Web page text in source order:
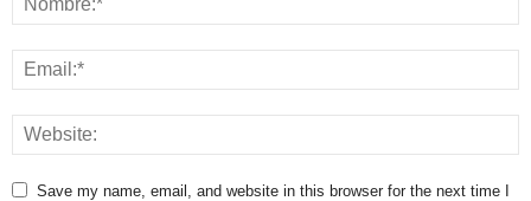
Save my name, email, and website in this browser for the next time I